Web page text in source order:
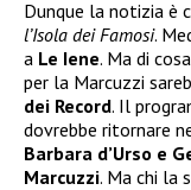
Dunque la notizia è
l’Isola dei Famosi.
a Le Iene. Ma di
per la Marcuzzi
dei Record. Il
dovrebbe ritornare
Barbara d’Urso e
Marcuzzi. Ma chi la